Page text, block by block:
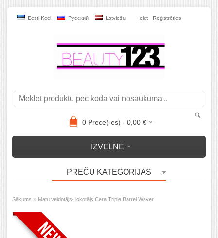
Eesti Keel Pусский Latviešu Ieiet Reģistrēties
0 Prece(-es) - 0,00 €
IZVĒLNE
PREČU KATEGORIJAS
Sākums » Matu veidotājs- lokotājs Cera Triple Barrel Waver